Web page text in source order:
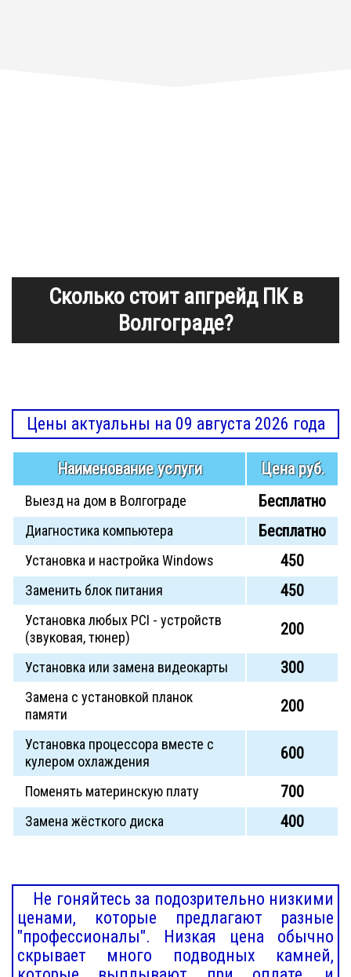
Сколько стоит апгрейд ПК в
Волгограде?
Цены актуальны на 09 августа 2026 года
Наименование услуги Цена руб.
Выезд на дом в Волгограде Бесплатно
Диагностика компьютера Бесплатно
Установка и настройка Windows 450
Заменить блок питания 450
Установка любых PCI - устройств
(звуковая, тюнер)
200
Установка или замена видеокарты 300
Замена с установкой планок
памяти
200
Установка процессора вместе с
кулером охлаждения
600
Поменять материнскую плату 700
Замена жёсткого диска 400
Не гоняйтесь за подозрительно низкими
ценами, которые предлагают разные
"профессионалы". Низкая цена обычно
скрывает много подводных камней,